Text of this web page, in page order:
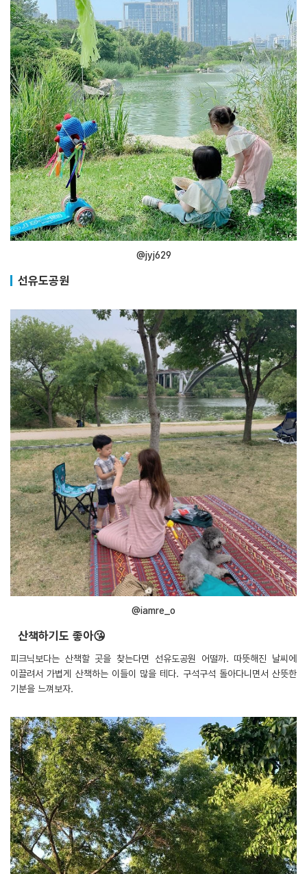
@jyj629
선유도공원
@iamre_o
산책하기도 좋아😘
피크닉보다는 산책할 곳을 찾는다면 선유도공원 어떨까. 따뜻해진 날씨에
이끌려서 가볍게 산책하는 이들이 많을 테다. 구석구석 돌아다니면서 산뜻한
기분을 느껴보자.